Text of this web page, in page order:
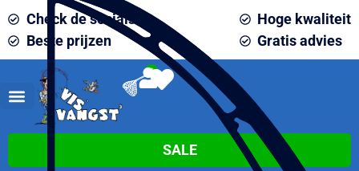
Check de socials
Beste prijzen
Hoge kwaliteit
Gratis advies
0
SALE